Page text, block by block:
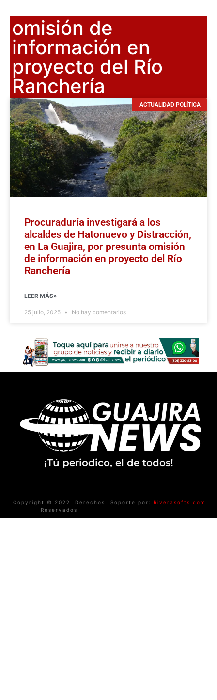
omisión de
información en
proyecto del Río
Ranchería
ACTUALIDAD POLÍTICA
Procuraduría investigará a los
alcaldes de Hatonuevo y Distracción,
en La Guajira, por presunta omisión
de información en proyecto del Río
Ranchería
LEER MÁS»
25 julio, 2025 No hay comentarios
¡Tú periodico, el de todos!
Copyright © 2022. Derechos
Reservados
Soporte por: Riverasofts.com